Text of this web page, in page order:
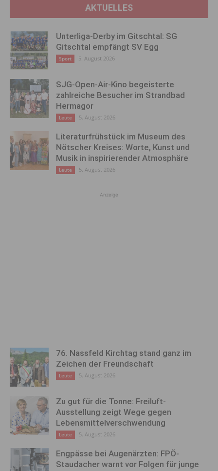
AKTUELLES
Unterliga-Derby im Gitschtal: SG
Gitschtal empfängt SV Egg
Sport 5. August 2026
SJG-Open-Air-Kino begeisterte
zahlreiche Besucher im Strandbad
Hermagor
Leute 5. August 2026
Literaturfrühstück im Museum des
Nötscher Kreises: Worte, Kunst und
Musik in inspirierender Atmosphäre
Leute 5. August 2026
Anzeige
76. Nassfeld Kirchtag stand ganz im
Zeichen der Freundschaft
Leute 5. August 2026
Zu gut für die Tonne: Freiluft-
Ausstellung zeigt Wege gegen
Lebensmittelverschwendung
Leute 5. August 2026
Engpässe bei Augenärzten: FPÖ-
Staudacher warnt vor Folgen für junge